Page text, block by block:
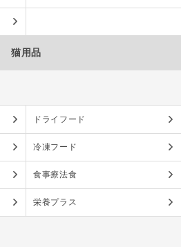
猫用品
ドライフード
冷凍フード
食事療法食
栄養プラス